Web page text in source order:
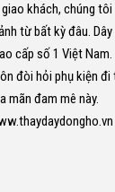
khách, chúng
từ bất kỳ đâu.
cấp số 1 Việt Nam.
đòi hỏi phụ kiện đi
mãn đam mê này.